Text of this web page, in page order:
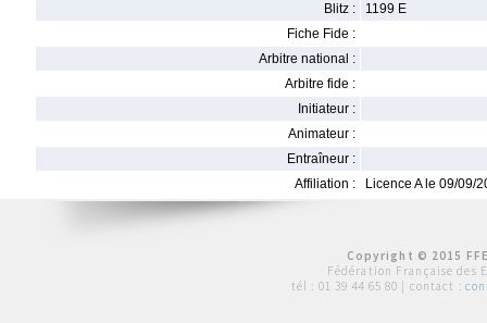
Blitz :
1199 E
Fiche Fide :
Arbitre national :
Arbitre fide :
Initiateur :
Animateur :
Entraîneur :
Affiliation :
Licence A le 09/09/
Copyright © 2015
Fédération Française des
tél : 01 39 44 65 80 | contact :